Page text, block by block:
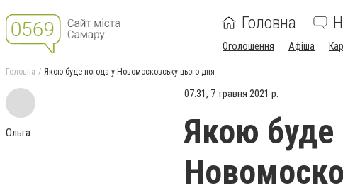
Головна
Оголошення Афіша
Головна Якою буде погода у Новомосковську цього дня
Ольга
07:31, 7 травня 2021 р.
Якою буде